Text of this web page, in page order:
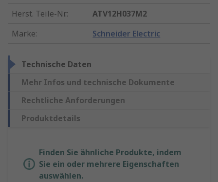
Herst. Teile-Nr.:
ATV12H037M2
Marke: Schneider Electric
Technische Daten
Mehr Infos und technische Dokumente
Rechtliche Anforderungen
Produktdetails
Finden Sie ähnliche Produkte, indem
Sie ein oder mehrere Eigenschaften
auswählen.